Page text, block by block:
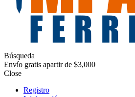
Búsqueda
Envío gratis apartir de $3,000
Close
Registro